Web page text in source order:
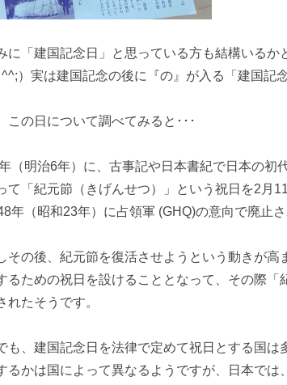
に「建国記念日」と思っている方も結構いるか
^^;）実は建国記念の後に『の』が入る「建国記
この日について調べてみると･･･
（明治6年）に、古事記や日本書紀で日本の初
て「紀元節（きげんせつ）」という祝日を2月
年（昭和23年）に占領軍 (GHQ)の意向で廃止さ
その後、紀元節を復活させようという動きが高
るための祝日を設けることとなって、その際「
れたそうです。
も、建国記念日を法律で定めて祝日とする国は
るかは国によって異なるようですが、日本では